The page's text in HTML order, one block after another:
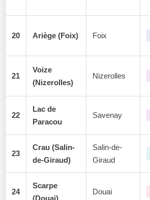
20 Ariège (Foix) Foix
21
Voize
(Nizerolles)
Nizerolles
22
Lac de
Paracou
Savenay
23
Crau (Salin-
de-Giraud)
Salin-de-
Giraud
24
Scarpe
Douai